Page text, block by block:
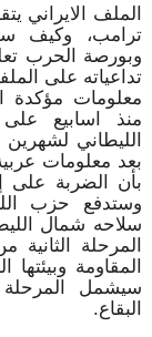
الملف الايراني
ترامب، وكيف
وبورصة الحرب
تداعياته على
معلومات مؤكدة
منذ اسابيع على
الليطاني لشهرين
بعد معلومات
بأن الضربة على
وستدفع حزب
سلاحه شمال
المرحلة
المقاومة وبيئتها
سيشمل المرحلة
البقاع.